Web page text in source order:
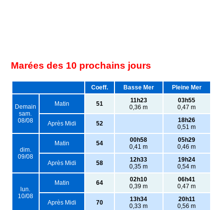
Marées des 10 prochains jours
Coeff. Basse Mer Pleine Mer
Demain
sam.
08/08
Matin 51
11h23
0,36 m
03h55
0,47 m
Après Midi 52
18h26
0,51 m
dim.
09/08
Matin 54
00h58
0,41 m
05h29
0,46 m
Après Midi 58
12h33
0,35 m
19h24
0,54 m
lun.
10/08
Matin 64
02h10
0,39 m
06h41
0,47 m
Après Midi 70
13h34
0,33 m
20h11
0,56 m